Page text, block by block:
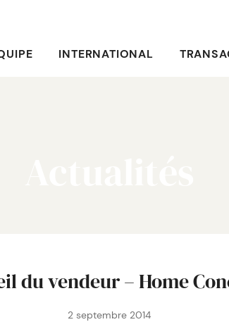
INTERNATIONAL
du vendeur – Home
2 septembre 2014